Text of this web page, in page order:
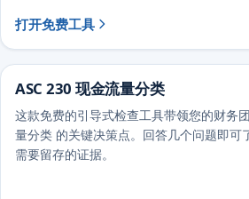
打开免费工具
ASC 230 现金流量分类
这款免费的引导式检查工具带领您的财务
量分类 的关键决策点。回答几个问题即可
需要留存的证据。